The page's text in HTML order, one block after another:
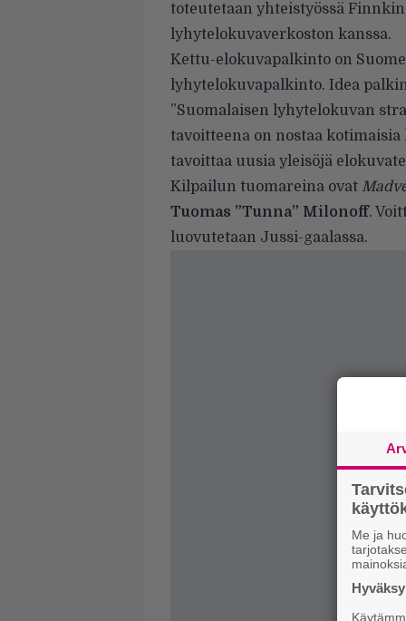
toteutetaan yhteistyössä
lyhytelokuvaverkoston kanssa.
Kettu-elokuvapalkinto on
lyhytelokuvapalkinto. Idea
”Suomalaisen lyhytelokuvan
tavoitteena on nostaa
tavoittaa uusia yleisöjä
Kilpailun tuomareina ovat
Tuomas ”Tunna” Milonoff.
luovutetaan Jussi-gaalassa.
Me ja